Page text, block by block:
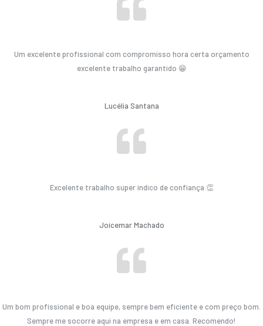
Um excelente profissional com compromisso hora certa orçamento
excelente trabalho garantido 😁
Lucélia Santana
Excelente trabalho super indico de confiança 👏
Joicemar Machado
Um bom profissional e boa equipe, sempre bem eficiente e com preço bom.
Sempre me socorre aqui na empresa e em casa. Recomendo!